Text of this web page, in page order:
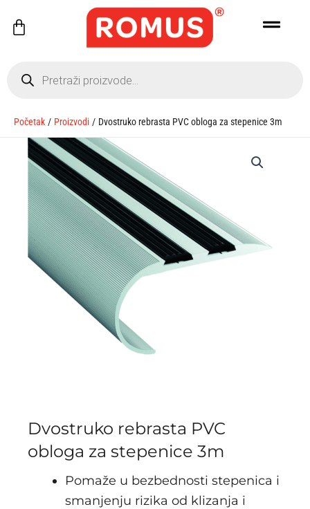
naCart
search
Početak Proizvodi Dvostruko rebrasta PVC obloga za stepenice 3m
Dvostruko rebrasta PVC
obloga za stepenice 3m
Pomaže u bezbednosti stepenica i
smanjenju rizika od klizanja i